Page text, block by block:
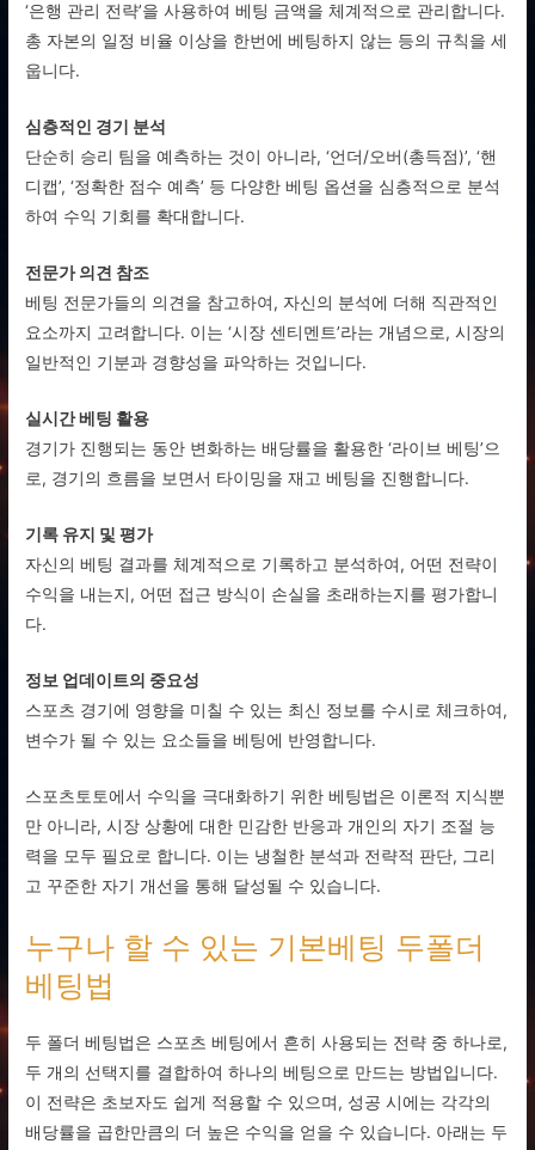
‘은행 관리 전략’을 사용하여 베팅 금액을 체계적으로 관리합니다.
총 자본의 일정 비율 이상을 한번에 베팅하지 않는 등의 규칙을 세
웁니다.
심층적인 경기 분석
단순히 승리 팀을 예측하는 것이 아니라, ‘언더/오버(총득점)’, ‘핸
디캡’, ‘정확한 점수 예측’ 등 다양한 베팅 옵션을 심층적으로 분석
하여 수익 기회를 확대합니다.
전문가 의견 참조
베팅 전문가들의 의견을 참고하여, 자신의 분석에 더해 직관적인
요소까지 고려합니다. 이는 ‘시장 센티멘트’라는 개념으로, 시장의
일반적인 기분과 경향성을 파악하는 것입니다.
실시간 베팅 활용
경기가 진행되는 동안 변화하는 배당률을 활용한 ‘라이브 베팅’으
로, 경기의 흐름을 보면서 타이밍을 재고 베팅을 진행합니다.
기록 유지 및 평가
자신의 베팅 결과를 체계적으로 기록하고 분석하여, 어떤 전략이
수익을 내는지, 어떤 접근 방식이 손실을 초래하는지를 평가합니
다.
정보 업데이트의 중요성
스포츠 경기에 영향을 미칠 수 있는 최신 정보를 수시로 체크하여,
변수가 될 수 있는 요소들을 베팅에 반영합니다.
스포츠토토에서 수익을 극대화하기 위한 베팅법은 이론적 지식뿐
만 아니라, 시장 상황에 대한 민감한 반응과 개인의 자기 조절 능
력을 모두 필요로 합니다. 이는 냉철한 분석과 전략적 판단, 그리
고 꾸준한 자기 개선을 통해 달성될 수 있습니다.
누구나 할 수 있는 기본베팅 두폴더
베팅법
두 폴더 베팅법은 스포츠 베팅에서 흔히 사용되는 전략 중 하나로,
두 개의 선택지를 결합하여 하나의 베팅으로 만드는 방법입니다.
이 전략은 초보자도 쉽게 적용할 수 있으며, 성공 시에는 각각의
배당률을 곱한만큼의 더 높은 수익을 얻을 수 있습니다. 아래는 두